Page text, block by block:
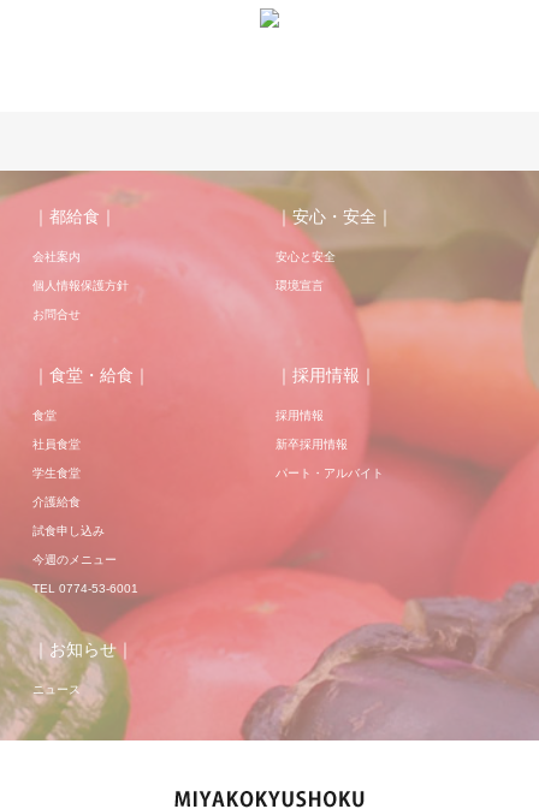
｜都給食｜
会社案内
個人情報保護方針
お問合せ
｜安心・安全｜
安心と安全
環境宣言
｜食堂・給食｜
食堂
社員食堂
学生食堂
介護給食
試食申し込み
今週のメニュー
TEL 0774-53-6001
｜採用情報｜
採用情報
新卒採用情報
パート・アルバイト
｜お知らせ｜
ニュース